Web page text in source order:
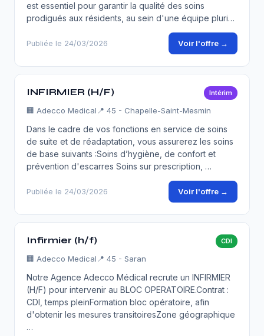
est essentiel pour garantir la qualité des soins
prodigués aux résidents, au sein d'une équipe pluri…
Publiée le 24/03/2026 Voir l'offre →
INFIRMIER (H/F) Intérim
🏢 Adecco Medical 📍 45 - Chapelle-Saint-Mesmin
Dans le cadre de vos fonctions en service de soins
de suite et de réadaptation, vous assurerez les soins
de base suivants :Soins d’hygiène, de confort et
prévention d'escarres Soins sur prescription, …
Publiée le 24/03/2026 Voir l'offre →
Infirmier (h/f) CDI
🏢 Adecco Medical 📍 45 - Saran
Notre Agence Adecco Médical recrute un INFIRMIER
(H/F) pour intervenir au BLOC OPERATOIRE.Contrat :
CDI, temps pleinFormation bloc opératoire, afin
d'obtenir les mesures transitoiresZone géographique
…